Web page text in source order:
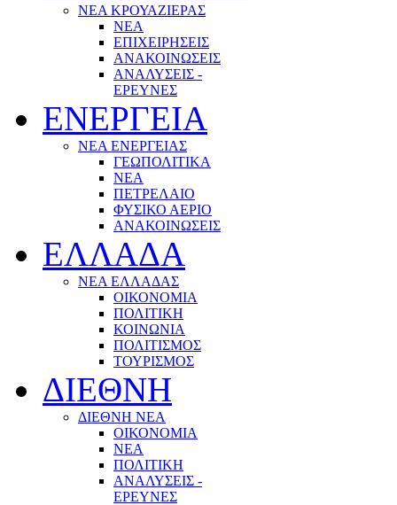
ΝΕΑ ΚΡΟΥΑΖΙΕΡΑΣ
NEA
ΕΠΙΧΕΙΡΗΣΕΙΣ
ΑΝΑΚΟΙΝΩΣΕΙΣ
ΑΝΑΛΥΣΕΙΣ -
ΕΡΕΥΝΕΣ
ΕΝΕΡΓΕΙΑ
ΝΕΑ ΕΝΕΡΓΕΙΑΣ
ΓΕΩΠΟΛΙΤΙΚΑ
ΝΕΑ
ΠΕΤΡΕΛΑΙΟ
ΦΥΣΙΚΟ ΑΕΡΙΟ
ΑΝΑΚΟΙΝΩΣΕΙΣ
ΕΛΛΑΔΑ
ΝΕΑ ΕΛΛΑΔΑΣ
ΟΙΚΟΝΟΜΙΑ
ΠΟΛΙΤΙΚΗ
ΚΟΙΝΩΝΙΑ
ΠΟΛΙΤΙΣΜΟΣ
ΤΟΥΡΙΣΜΟΣ
ΔΙΕΘΝΗ
ΔΙΕΘΝΗ ΝΕΑ
ΟΙΚΟΝΟΜΙΑ
ΝΕΑ
ΠΟΛΙΤΙΚΗ
ΑΝΑΛΥΣΕΙΣ -
ΕΡΕΥΝΕΣ